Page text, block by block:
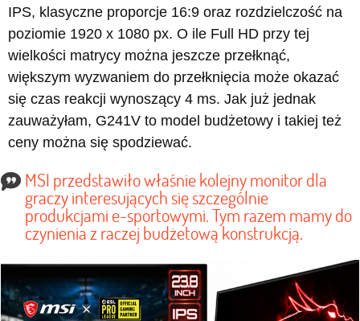
IPS, klasyczne proporcje 16:9 oraz rozdzielczość na
poziomie 1920 x 1080 px. O ile Full HD przy tej
wielkości matrycy można jeszcze przełknąć,
większym wyzwaniem do przełknięcia może okazać
się czas reakcji wynoszący 4 ms. Jak już jednak
zauważyłam, G241V to model budżetowy i takiej też
ceny można się spodziewać.
MSI przedstawiło właśnie kolejny monitor dla
graczy interesujących się szczególnie
produkcjami e-sportowymi. Tym razem mamy do
czynienia z raczej budżetową konstrukcją.